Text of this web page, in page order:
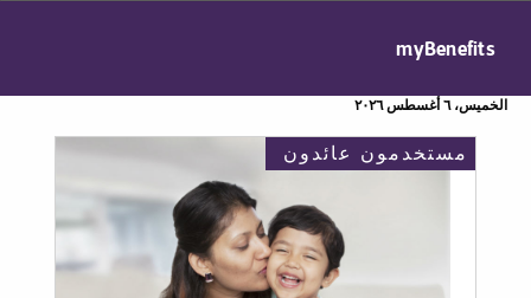
myBenefits
الخميس، ٦ أغسطس ٢٠٢٦
مستخدمون عائدون